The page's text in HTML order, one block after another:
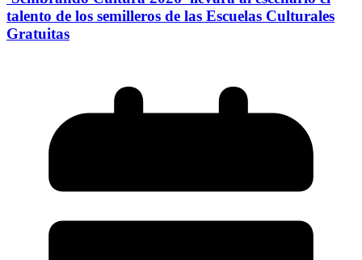
talento de los semilleros de las Escuelas Culturales
Gratuitas